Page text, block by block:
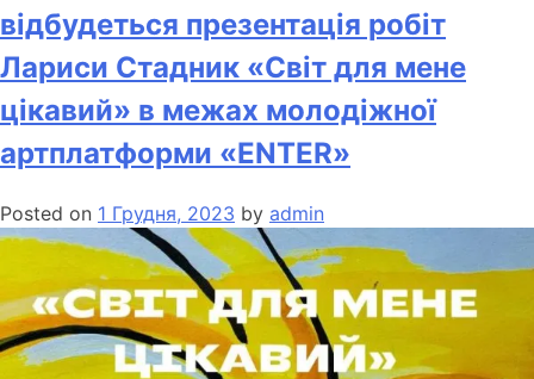
відбудеться презентація робіт
Лариси Стадник «Світ для мене
цікавий» в межах молодіжної
артплатформи «ENTER»
Posted on 1 Грудня, 2023 by admin